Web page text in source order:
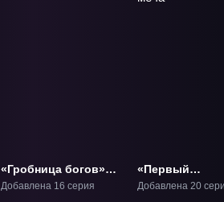
«Гробница богов»
ТВ-1
Добавлена 16 серия
«Первый
бессмертный
Добавлена 20